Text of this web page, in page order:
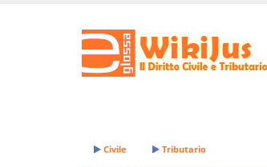
Civile Tributario